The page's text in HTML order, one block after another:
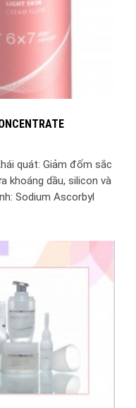
quát: Giảm đốm sắc
khoáng dầu, silicon và
Sodium Ascorbyl